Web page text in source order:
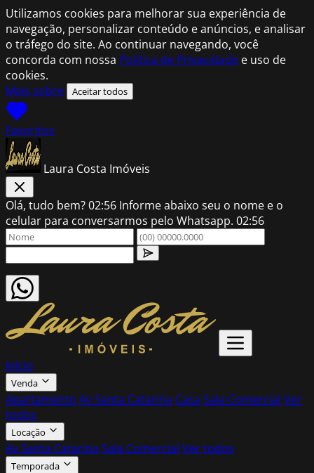
Utilizamos cookies para melhorar sua experiência de
navegação, personalizar conteúdo e anúncios, e analisar
o tráfego do site. Ao continuar navegando, você
concorda com nossa Política de Privacidade e uso de
cookies.
Mais sobre
Aceitar todos
Favoritos
Laura Costa Imóveis
Olá, tudo bem?02:56 Informe abaixo seu o nome e o
celular para conversarmos pelo Whatsapp. 02:56
Início
Venda
Apartamento Av Santa Catarina Casa Sala Comercial Ver
todos
Locação
Av Santa Catarina Sala Comercial Ver todos
Temporada